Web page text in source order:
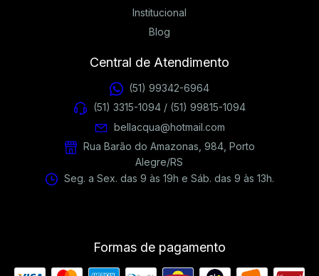
Institucional
Blog
Central de Atendimento
(51) 99342-6964
(51) 3315-1094 / (51) 99815-1094
bellacqua@hotmail.com
Rua Barão do Amazonas, 984, Porto
Alegre/RS
Seg. a Sex. das 9 às 19h e Sáb. das 9 às 13h.
Formas de pagamento